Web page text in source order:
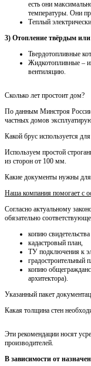
есть они
температуры. Они
Теплый
3) Отопление твёрдым
Твердотопливные
Жидкотопливные –
вентиляцию.
Сколько лет простоит дом?
По данным Минстроя
частных домов
Какой брус используется
Используем простой
из сторон от 100 мм.
Какие документы нужны для
Наша компания помогает с
Согласно актуальному
обязательно
копию
кадастровый план,
ТУ подключения к
градостроительный
копию
архитектора).
Указанный пакет
Какая толщина стен
Эти рекомендации носят
производителей.
В зависимости от